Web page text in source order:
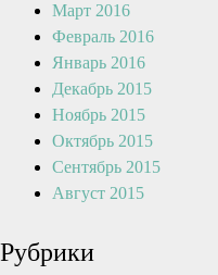
Март 2016
Февраль 2016
Январь 2016
Декабрь 2015
Ноябрь 2015
Октябрь 2015
Сентябрь 2015
Август 2015
Рубрики